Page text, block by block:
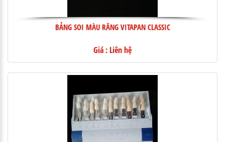
BẢNG SOI MÀU RĂNG VITAPAN CLASSIC
Giá : Liên hệ